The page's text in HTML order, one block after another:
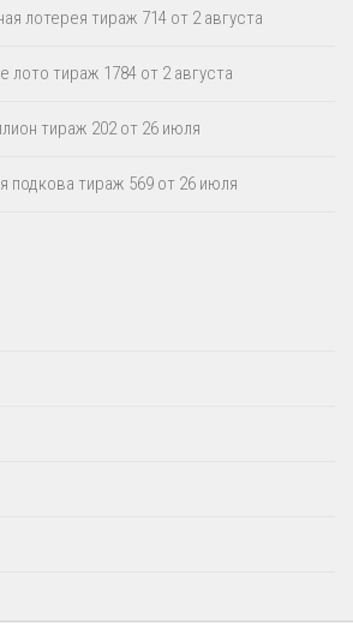
лотерея тираж 714 от 2 августа
лото тираж 1784 от 2 августа
тираж 202 от 26 июля
подкова тираж 569 от 26 июля